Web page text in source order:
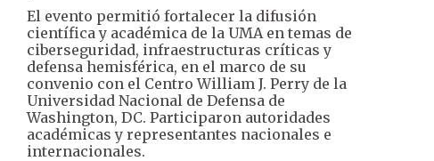
El evento permitió fortalecer la difusión
científica y académica de la UMA en temas de
ciberseguridad, infraestructuras críticas y
defensa hemisférica, en el marco de su
convenio con el Centro William J. Perry de la
Universidad Nacional de Defensa de
Washington, DC. Participaron autoridades
académicas y representantes nacionales e
internacionales.